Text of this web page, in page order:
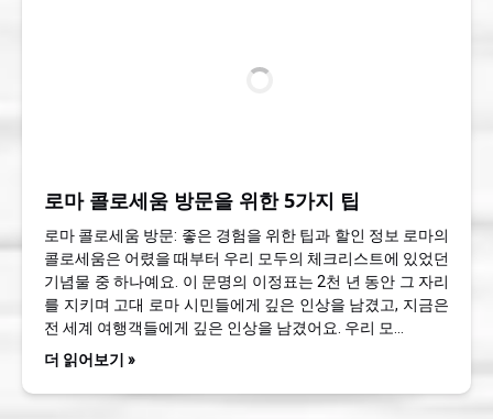
로마 콜로세움 방문을 위한 5가지 팁
로마 콜로세움 방문: 좋은 경험을 위한 팁과 할인 정보 로마의
콜로세움은 어렸을 때부터 우리 모두의 체크리스트에 있었던
기념물 중 하나예요. 이 문명의 이정표는 2천 년 동안 그 자리
를 지키며 고대 로마 시민들에게 깊은 인상을 남겼고, 지금은
전 세계 여행객들에게 깊은 인상을 남겼어요. 우리 모…
더 읽어보기 »